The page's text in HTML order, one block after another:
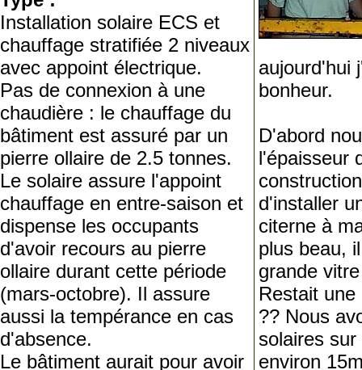
Installation solaire ECS et
chauffage stratifiée 2 niveaux
avec appoint électrique.
Pas de connexion à une
chaudière : le chauffage du
bâtiment est assuré par un
pierre ollaire de 2.5 tonnes.
Le solaire assure l'appoint
chauffage en entre-saison et
dispense les occupants
d'avoir recours au pierre
ollaire durant cette période
(mars-octobre). Il assure
aussi la tempérance en cas
d'absence.
Le bâtiment aurait pour avoir
aujourd'hui
bonheur.
D'abord
l'épaisseur
d'installer
citerne à
plus beau,
grande
Restait
?? Nous
solaires
environ